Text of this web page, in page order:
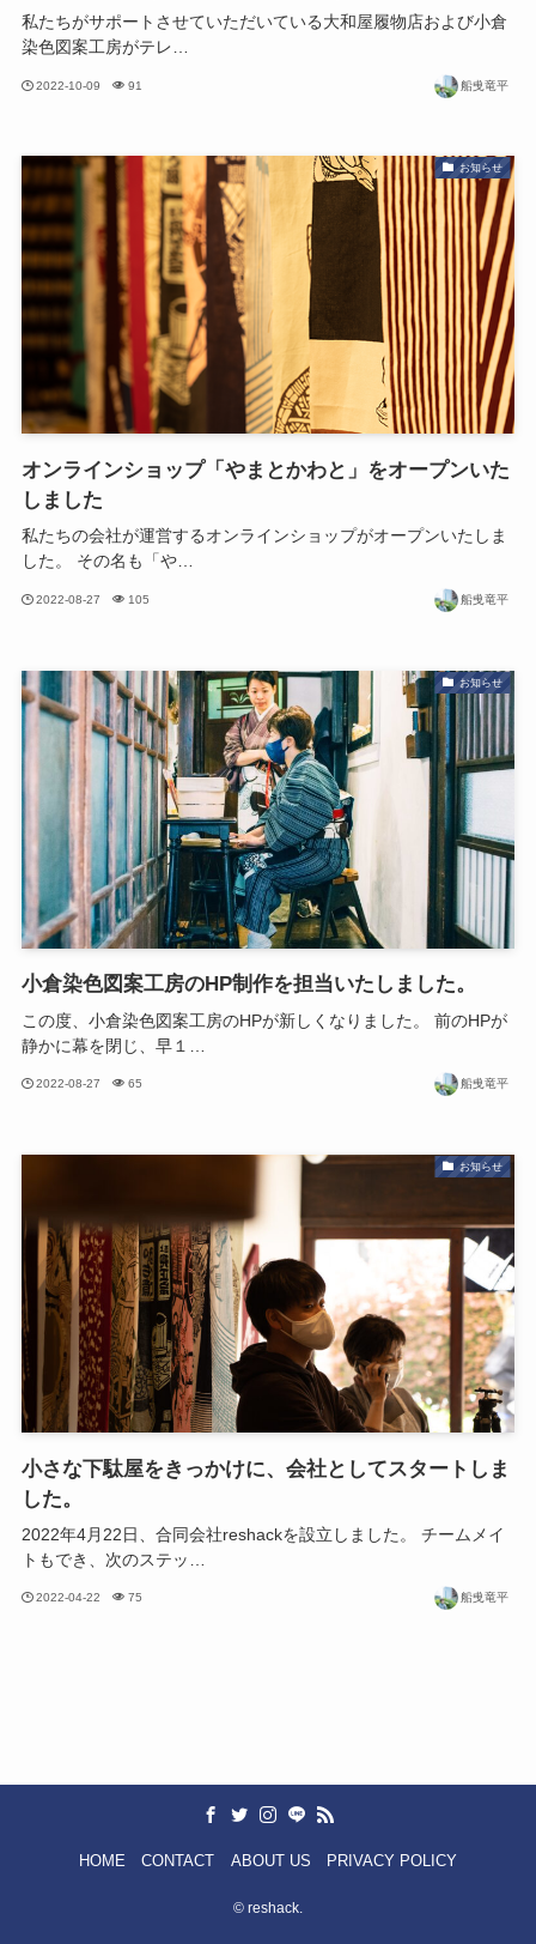
私たちがサポートさせていただいている大和屋履物店および小倉
染色図案工房がテレ…
2022-10-09 91 船曵竜平
お知らせ
オンラインショップ「やまとかわと」をオープンいた
しました
私たちの会社が運営するオンラインショップがオープンいたしま
した。 その名も「や…
2022-08-27 105 船曵竜平
お知らせ
小倉染色図案工房のHP制作を担当いたしました。
この度、小倉染色図案工房のHPが新しくなりました。 前のHPが
静かに幕を閉じ、早１…
2022-08-27 65 船曵竜平
お知らせ
小さな下駄屋をきっかけに、会社としてスタートしま
した。
2022年4月22日、合同会社reshackを設立しました。 チームメイ
トもでき、次のステッ…
2022-04-22 75 船曵竜平
HOME CONTACT ABOUT US PRIVACY POLICY
© reshack.